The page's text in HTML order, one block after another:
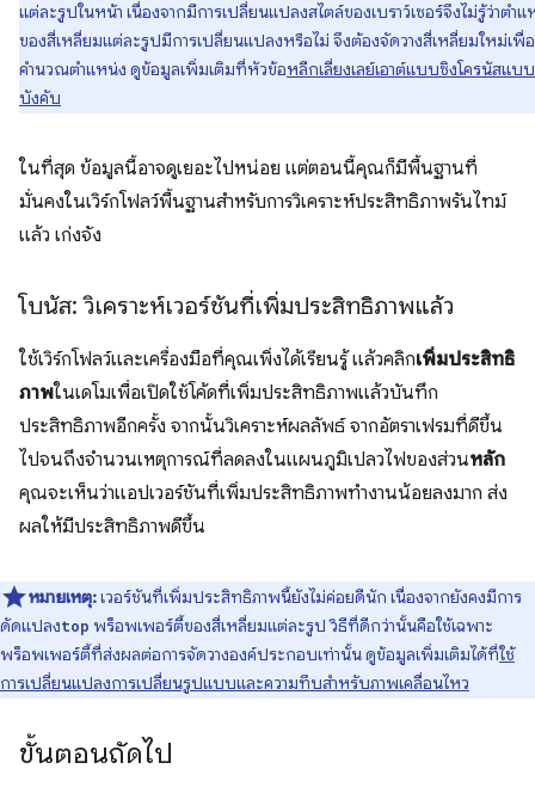
แต่ละรูปในหน้า เนื่องจากมีการเปลี่ยนแปลงสไตล์ของเบราว์เซอร์จึงไม่รู้ว่าตำแ
ของสี่เหลี่ยมแต่ละรูปมีการเปลี่ยนแปลงหรือไม่ จึงต้องจัดวางสี่เหลี่ยมใหม่เพื่อ
คำนวณตำแหน่ง ดูข้อมูลเพิ่มเติมที่หัวข้อหลีกเลี่ยงเลย์เอาต์แบบซิงโครนัสแบบ
บังคับ
ในที่สุด ข้อมูลนี้อาจดูเยอะไปหน่อย แต่ตอนนี้คุณก็มีพื้นฐานที่
มั่นคงในเวิร์กโฟลว์พื้นฐานสําหรับการวิเคราะห์ประสิทธิภาพรันไทม์
แล้ว เก่งจัง
โบนัส: วิเคราะห์เวอร์ชันที่เพิ่มประสิทธิภาพแล้ว
ใช้เวิร์กโฟลว์และเครื่องมือที่คุณเพิ่งได้เรียนรู้ แล้วคลิกเพิ่มประสิทธิ
ภาพในเดโมเพื่อเปิดใช้โค้ดที่เพิ่มประสิทธิภาพแล้วบันทึก
ประสิทธิภาพอีกครั้ง จากนั้นวิเคราะห์ผลลัพธ์ จากอัตราเฟรมที่ดีขึ้น
ไปจนถึงจำนวนเหตุการณ์ที่ลดลงในแผนภูมิเปลวไฟของส่วนหลัก
คุณจะเห็นว่าแอปเวอร์ชันที่เพิ่มประสิทธิภาพทํางานน้อยลงมาก ส่ง
ผลให้มีประสิทธิภาพดีขึ้น
หมายเหตุ:เวอร์ชันที่เพิ่มประสิทธิภาพนี้ยังไม่ค่อยดีนัก เนื่องจากยังคงมีการ
ดัดแปลงtop พร็อพเพอร์ตี้ของสี่เหลี่ยมแต่ละรูป วิธีที่ดีกว่านั้นคือใช้เฉพาะ
พร็อพเพอร์ตี้ที่ส่งผลต่อการจัดวางองค์ประกอบเท่านั้น ดูข้อมูลเพิ่มเติมได้ที่ใช้
การเปลี่ยนแปลงการเปลี่ยนรูปแบบและความทึบสำหรับภาพเคลื่อนไหว
ขั้นตอนถัดไป